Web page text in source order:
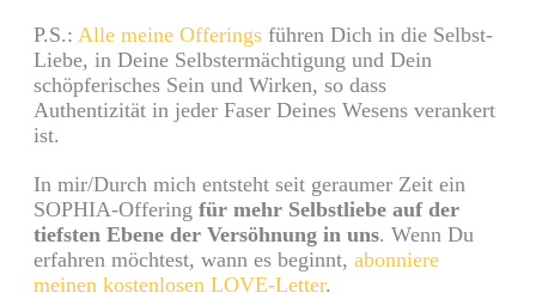
P.S.:Alle meine Offerings führen Dich in die Selbst-
Liebe, in Deine Selbstermächtigung und Dein
schöpferisches Sein und Wirken, so dass
Authentizität in jeder Faser Deines Wesens verankert
ist.
In mir/Durch mich entsteht seit geraumer Zeit ein
SOPHIA-Offeringfür mehr Selbstliebe auf der
tiefsten Ebene der Versöhnung in uns. Wenn Du
erfahren möchtest, wann es beginnt,abonniere
meinen kostenlosen LOVE-Letter.